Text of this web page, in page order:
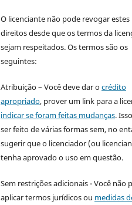
O licenciante não pode revogar estes
direitos desde que os termos da
sejam respeitados. Os termos são os
seguintes:
Atribuição – Você deve dar ocrédito
apropriado, prover um link para a
indicar se foram feitas mudanças.
ser feito de várias formas sem, no
sugerir que o licenciador (ou
tenha aprovado o uso em questão.
Sem restrições adicionais - Você não
aplicar termos jurídicos ou medidas